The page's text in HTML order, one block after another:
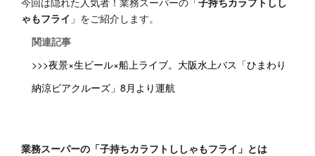
ゃもフライ 」をご紹介します。
関連記事
>>>夜景×生ビール×船上ライブ。大阪水上バス「ひまわり
納涼ビアクルーズ」8月より運航
業務スーパーの「子持ちカラフトししゃもフライ」とは